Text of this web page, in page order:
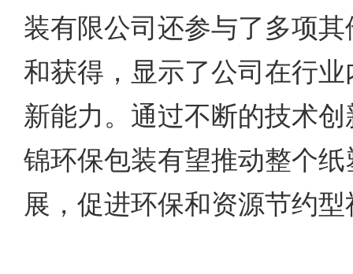
装有限公司还参与了多项
和获得，显示了公司在行
新能力。通过不断的技术
锦环保包装有望推动整个
展，促进环保和资源节约